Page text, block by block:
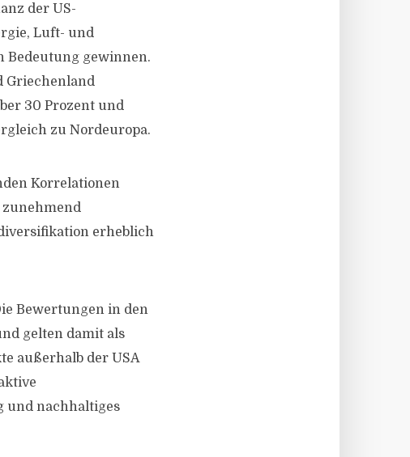
der US-
Luft- und
Bedeutung gewinnen.
Griechenland
30 Prozent und
zu Nordeuropa.
Korrelationen
zunehmend
erheblich
Bewertungen in den
gelten damit als
außerhalb der USA
und nachhaltiges